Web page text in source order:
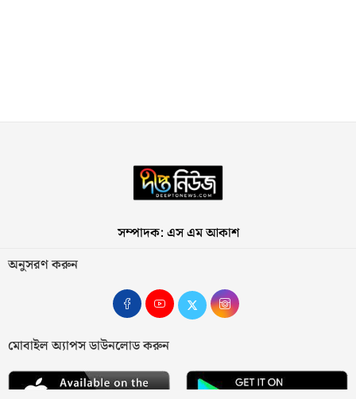
সম্পাদক: এস এম আকাশ
অনুসরণ করুন
মোবাইল অ্যাপস ডাউনলোড করুন